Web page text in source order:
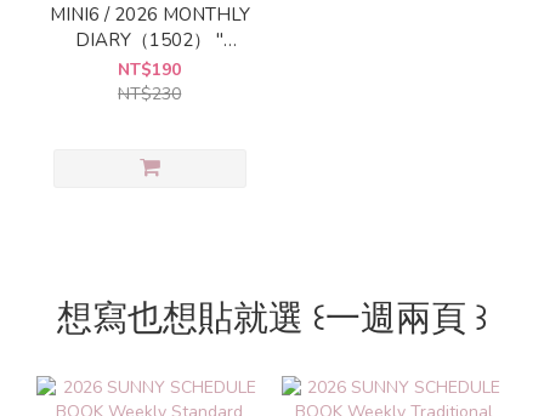
MINI6 / 2026 MONTHLY
DIARY（1502） "
ASHFORD
NT$190
NT$230
想寫也想貼就選 ꒰一週兩頁 ꒱